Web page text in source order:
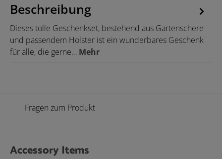
Beschreibung
Dieses tolle Geschenkset, bestehend aus Gartenschere
und passendem Holster ist ein wunderbares Geschenk
für alle, die gerne… Mehr
Fragen zum Produkt
Produktgalerie überspringen
Accessory Items